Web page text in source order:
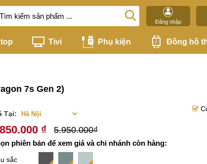
Đăng nhập
Tivi Phụ kiện Đồng hồ
7s Gen 2)
Tại:
₫ 5.950.000₫
phiên bản để xem giá và chi nhánh còn hàng:
sắc